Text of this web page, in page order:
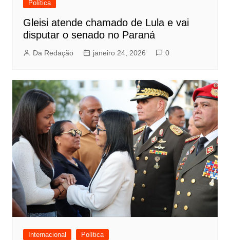
Política
Gleisi atende chamado de Lula e vai
disputar o senado no Paraná
Da Redação janeiro 24, 2026 0
Internacional Política